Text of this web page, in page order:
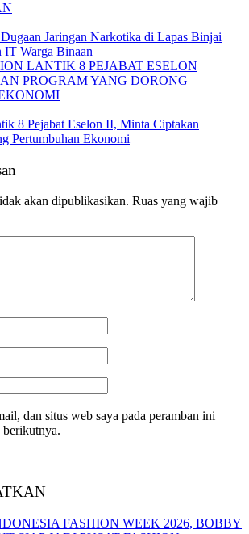
Jaringan Narkotika di Lapas Binjai
IT Warga Binaan
8 Pejabat Eselon II, Minta Ciptakan
Pertumbuhan Ekonomi
akan dipublikasikan. Ruas yang wajib
dan situs web saya pada peramban ini
berikutnya.